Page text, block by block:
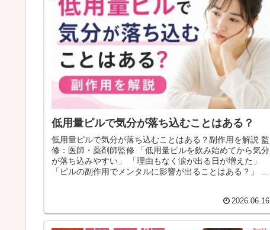
低用量ピルで気分が落ち込むことはある？
低用量ピルで気分が落ち込むことはある？副作用を解説 監
修：医師・薬剤師監修 「低用量ピルを飲み始めてから気分
が落ち込みやすい」 「理由もなく涙が出る日が増えた」
「ピルの副作用でメンタルに影響が出ることはある？」 低
2026.06.16